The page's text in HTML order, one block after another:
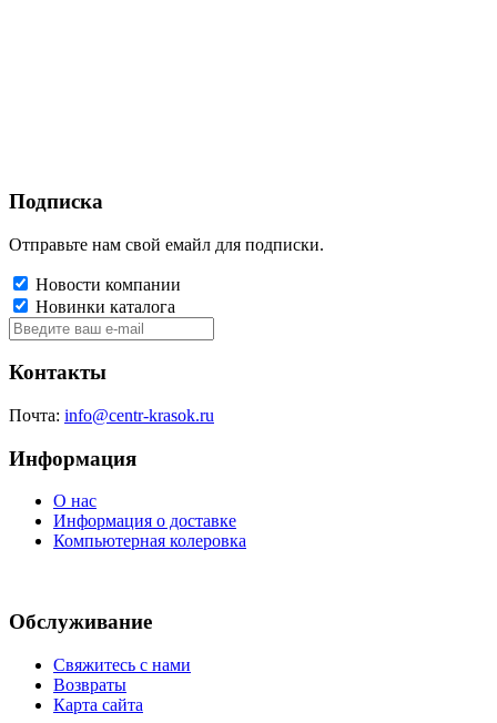
Подписка
Отправьте нам свой емайл для подписки.
Новости компании
Новинки каталога
Контакты
Почта: info@centr-krasok.ru
Информация
О нас
Информация о доставке
Компьютерная колеровка
Обслуживание
Свяжитесь с нами
Возвраты
Карта сайта